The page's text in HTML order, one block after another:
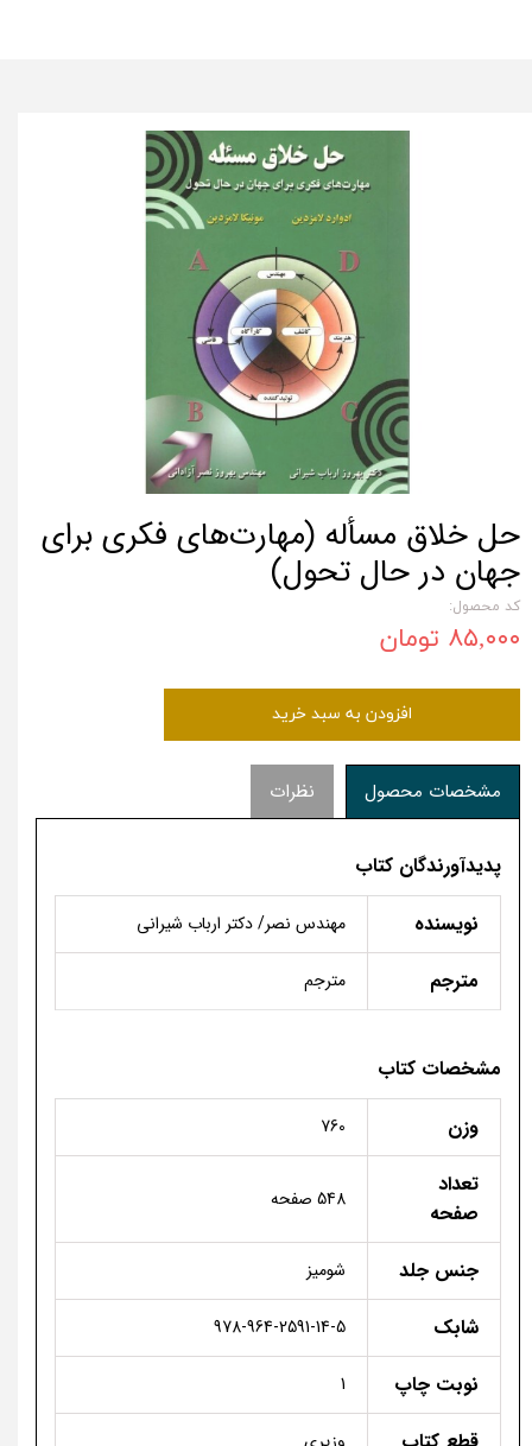
حل خلاق مسأله (مهارت‌های فکری برای
جهان در حال تحول)
کد محصول:
۸۵,۰۰۰ تومان
افزودن به سبد خرید
مشخصات محصول نظرات
پدیدآورندگان کتاب
نویسنده
مهندس نصر/ دکتر ارباب ­شیرانی
مترجم مترجم
مشخصات کتاب
وزن
760
تعداد
صفحه
548 صفحه
جنس جلد شومیز
شابک 978-964-2591-14-5
نوبت چاپ 1